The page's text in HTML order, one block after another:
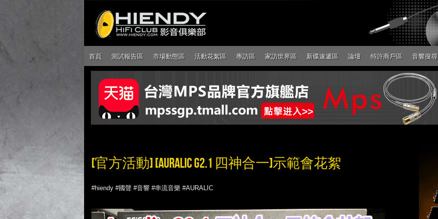
首頁 測試報告區 市場動態區 活動花絮區 專訪區 家訪世界區 新碟速遞區 論壇 特許商戶區 音響搜尋
[官方活動] [AURALIC G2.1 四神合一]示範會花絮
#hiendy #國聲 #音響 #串流音樂 #AURALIC